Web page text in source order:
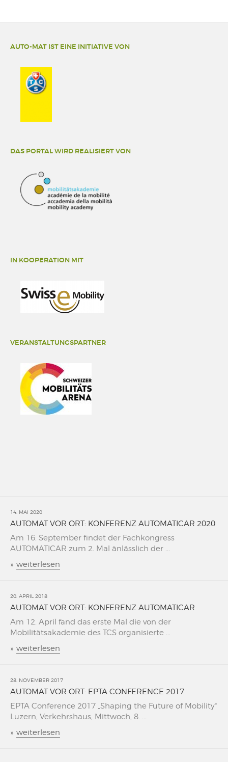
AUTO-MAT IST EINE INITIATIVE VON
DAS PORTAL WIRD REALISIERT VON
IN KOOPERATION MIT
VERANSTALTUNGSPARTNER
14. MAI 2020
AUTOMAT VOR ORT: KONFERENZ AUTOMATICAR 2020
Am 16. September findet der Fachkongress
AUTOMATICAR zum 2. Mal änlässlich der ...
» weiterlesen
20. APRIL 2018
AUTOMAT VOR ORT: KONFERENZ AUTOMATICAR
Am 12. April fand das erste Mal die von der
Mobilitätsakademie des TCS organisierte ...
» weiterlesen
28. NOVEMBER 2017
AUTOMAT VOR ORT: EPTA CONFERENCE 2017
EPTA Conference 2017 „Shaping the Future of Mobility“
Luzern, Verkehrshaus, Mittwoch, 8. ...
» weiterlesen